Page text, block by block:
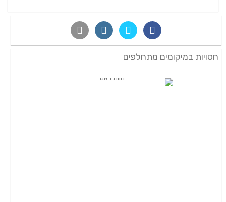
חסויות במיקומים מתחלפים